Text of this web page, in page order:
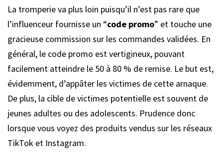
La tromperie va plus loin puisqu’il n’est pas rare que
l’influenceur fournisse un “code promo” et touche une
gracieuse commission sur les commandes validées. En
général, le code promo est vertigineux, pouvant
facilement atteindre le 50 à 80 % de remise. Le but est,
évidemment, d’appâter les victimes de cette arnaque.
De plus, la cible de victimes potentielle est souvent de
jeunes adultes ou des adolescents. Prudence donc
lorsque vous voyez des produits vendus sur les réseaux
TikTok et Instagram.